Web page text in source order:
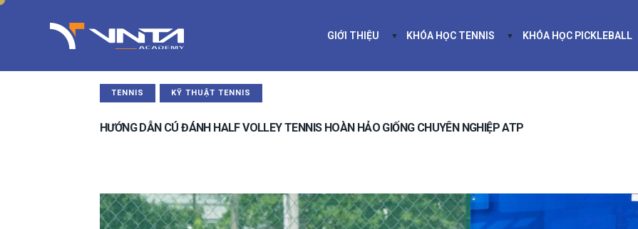
GIỚI THIỆU KHÓA HỌC TENNIS KHÓA HỌC PICKLEBALL
TENNIS KỸ THUẬT TENNIS
HƯỚNG DẪN CÚ ĐÁNH HALF VOLLEY TENNIS HOÀN HẢO GIỐNG CHUYÊN NGHIỆP ATP